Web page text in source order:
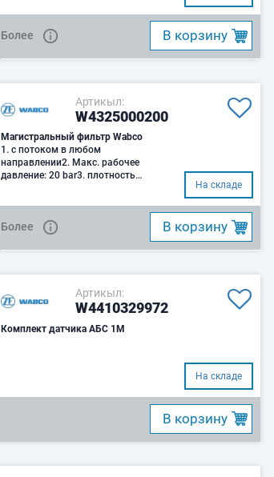
Более B корзину
Артикыл:
W4325000200
Магистральный фильтр Wabco
1. с потоком в любом
направлении2. Макс. рабочее
давление: 20 bar3. плотность
На складе
Более B корзину
Артикыл:
W4410329972
Комплект датчика АБС 1М
На складе
B корзину